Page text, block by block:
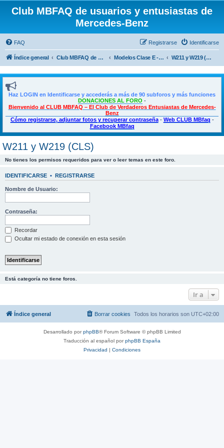
Club MBFAQ de usuarios y entusiastas de
Mercedes-Benz
FAQ Identificarse
Registrarse
Índice general Club MBFAQ de usuarios y entusiastas de Mercedes Benz Modelos Clase E - E Coupé - CLS W211 y W219 (CLS)
Haz LOGIN en Identificarse y accederás a más de 90 subforos y más funciones
DONACIONES AL FORO -
Bienvenido al CLUB MBFAQ – El Club de Verdaderos Entusiastas de Mercedes-
Benz
Cómo registrarse, adjuntar fotos y recuperar contraseña- Web CLUB MBfaq -
Facebook MBfaq
W211 y W219 (CLS)
No tienes los permisos requeridos para ver o leer temas en este foro.
IDENTIFICARSE • REGISTRARSE
Nombre de Usuario:
Contraseña:
Recordar
Ocultar mi estado de conexión en esta sesión
Está categoría no tiene foros.
Ir a
Índice general Todos los horarios son UTC+02:00
Borrar cookies
Desarrollado porphpBB® Forum Software © phpBB Limited
Traducción al español porphpBB España
Privacidad | Condiciones